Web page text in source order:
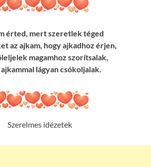
érted, mert szeretlek téged
az ajkam, hogy ajkadhoz érjen,
magamhoz szorítsalak,
lágyan csókoljalak.
Szerelmes idézetek